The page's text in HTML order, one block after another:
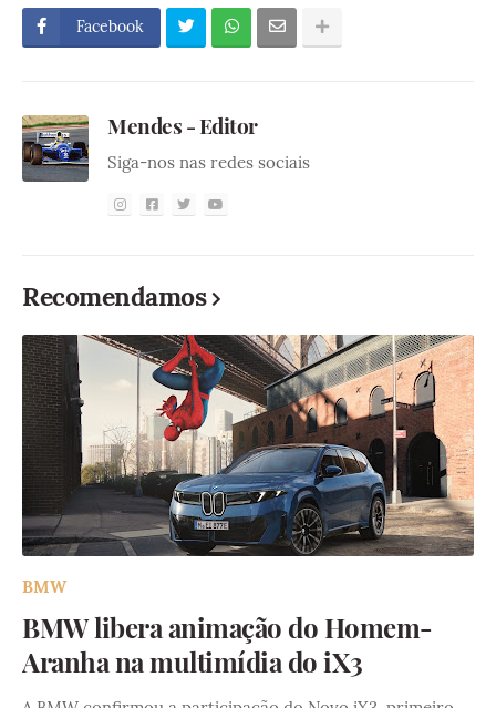
Facebook
Mendes - Editor
Siga-nos nas redes sociais
Recomendamos
BMW
BMW libera animação do Homem-
Aranha na multimídia do iX3